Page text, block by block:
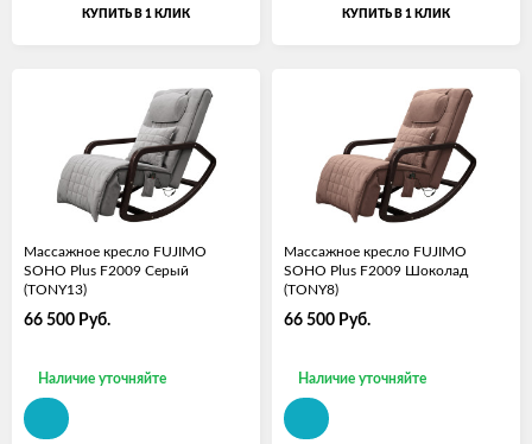
КУПИТЬ В 1 КЛИК КУПИТЬ В 1 КЛИК
Массажное кресло FUJIMO
SOHO Plus F2009 Серый
(TONY13)
66 500 Руб.
Наличие уточняйте
Массажное кресло FUJIMO
SOHO Plus F2009 Шоколад
(TONY8)
66 500 Руб.
Наличие уточняйте